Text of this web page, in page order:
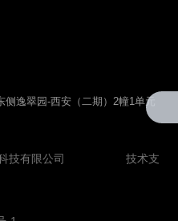
逸翠园-西安（二期）2幢1单元
境科技有限公司 技术支